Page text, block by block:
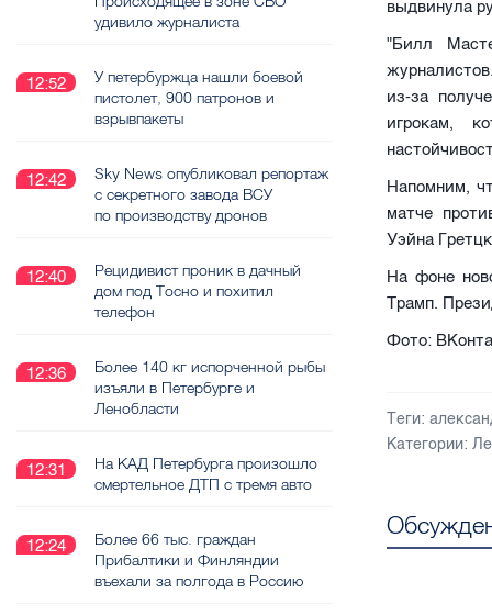
выдвинула
"Билл
из-за
игрокам,
Напомним,
матче
Уэйна
На фоне
Трамп.
Фото:
Теги:
Категории:
удивило журналиста
12:52
У петербуржца нашли боевой
пистолет, 900 патронов и
взрывпакеты
12:42
Sky News опубликовал репортаж
с секретного завода ВСУ
по производству дронов
12:40
Рецидивист проник в дачный
дом под Тосно и похитил
телефон
12:36
Более 140 кг испорченной рыбы
изъяли в Петербурге и
Ленобласти
12:31
На КАД Петербурга произошло
смертельное ДТП с тремя авто
12:24
Более 66 тыс. граждан
Прибалтики и Финляндии
въехали за полгода в Россию